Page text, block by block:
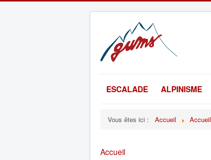
ESCALADE ALPINISME
Vous êtes ici : Accueil Accueil
Accueil